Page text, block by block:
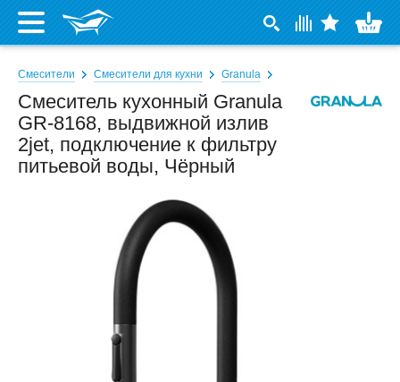
Смесители Смесители для кухни Granula
Смеситель кухонный Granula
GR-8168, выдвижной излив
2jet, подключение к фильтру
питьевой воды, Чёрный